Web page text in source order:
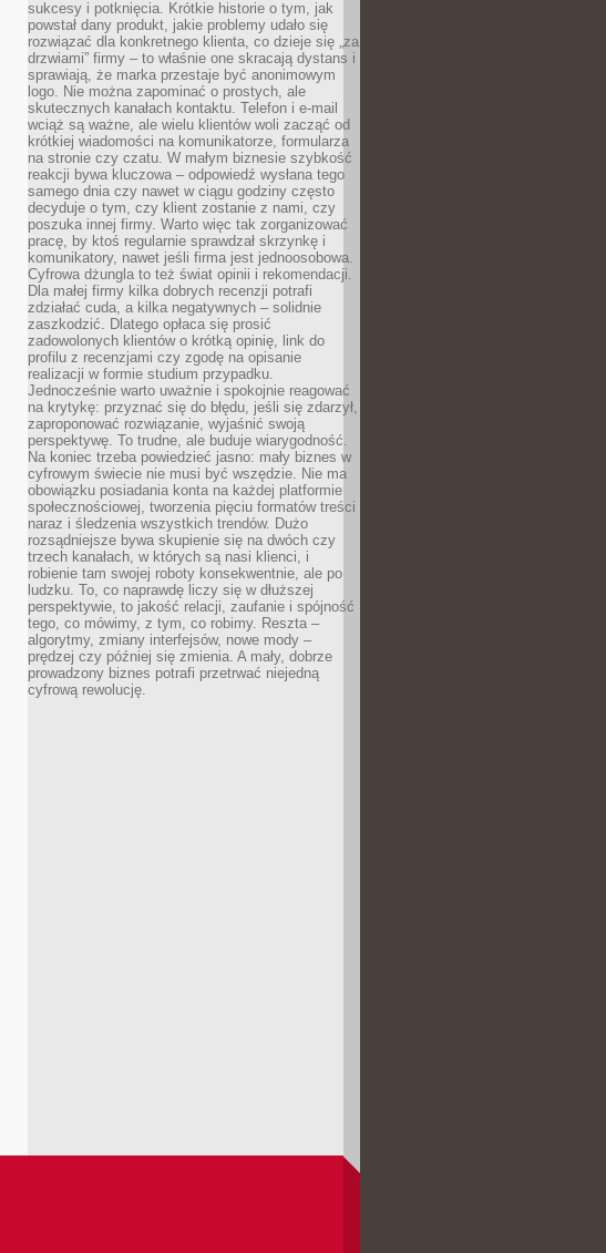
sukcesy i potknięcia. Krótkie historie o tym, jak
powstał dany produkt, jakie problemy udało się
rozwiązać dla konkretnego klienta, co dzieje się „za
drzwiami” firmy – to właśnie one skracają dystans i
sprawiają, że marka przestaje być anonimowym
logo. Nie można zapominać o prostych, ale
skutecznych kanałach kontaktu. Telefon i e-mail
wciąż są ważne, ale wielu klientów woli zacząć od
krótkiej wiadomości na komunikatorze, formularza
na stronie czy czatu. W małym biznesie szybkość
reakcji bywa kluczowa – odpowiedź wysłana tego
samego dnia czy nawet w ciągu godziny często
decyduje o tym, czy klient zostanie z nami, czy
poszuka innej firmy. Warto więc tak zorganizować
pracę, by ktoś regularnie sprawdzał skrzynkę i
komunikatory, nawet jeśli firma jest jednoosobowa.
Cyfrowa dżungla to też świat opinii i rekomendacji.
Dla małej firmy kilka dobrych recenzji potrafi
zdziałać cuda, a kilka negatywnych – solidnie
zaszkodzić. Dlatego opłaca się prosić
zadowolonych klientów o krótką opinię, link do
profilu z recenzjami czy zgodę na opisanie
realizacji w formie studium przypadku.
Jednocześnie warto uważnie i spokojnie reagować
na krytykę: przyznać się do błędu, jeśli się zdarzył,
zaproponować rozwiązanie, wyjaśnić swoją
perspektywę. To trudne, ale buduje wiarygodność.
Na koniec trzeba powiedzieć jasno: mały biznes w
cyfrowym świecie nie musi być wszędzie. Nie ma
obowiązku posiadania konta na każdej platformie
społecznościowej, tworzenia pięciu formatów treści
naraz i śledzenia wszystkich trendów. Dużo
rozsądniejsze bywa skupienie się na dwóch czy
trzech kanałach, w których są nasi klienci, i
robienie tam swojej roboty konsekwentnie, ale po
ludzku. To, co naprawdę liczy się w dłuższej
perspektywie, to jakość relacji, zaufanie i spójność
tego, co mówimy, z tym, co robimy. Reszta –
algorytmy, zmiany interfejsów, nowe mody –
prędzej czy później się zmienia. A mały, dobrze
prowadzony biznes potrafi przetrwać niejedną
cyfrową rewolucję.